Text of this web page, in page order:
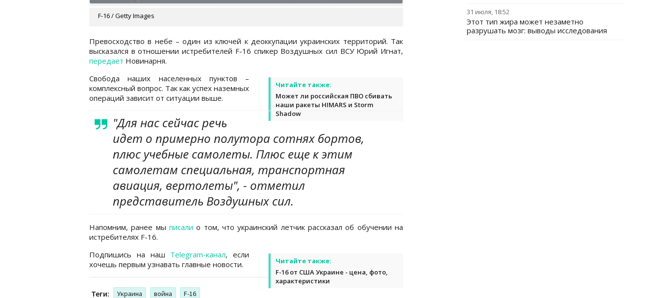
F-16 / Getty Images
Превосходство в небе – один из ключей к деоккупации украинских территорий. Так
высказался в отношении истребителей F-16 спикер Воздушных сил ВСУ Юрий Игнат,
передает Новинарня.
Читайте также:
Может ли российская ПВО сбивать
наши ракеты HIMARS и Storm
Shadow
Свобода наших населенных пунктов –
комплексный вопрос. Так как успех наземных
операций зависит от ситуации выше.
"Для нас сейчас речь
идет о примерно полутора сотнях бортов,
плюс учебные самолеты. Плюс еще к этим
самолетам специальная, транспортная
авиация, вертолеты", - отметил
представитель Воздушных сил.
Напомним, ранее мы писали о том, что украинский летчик рассказал об обучении на
истребителях F-16.
Читайте также:
F-16 от США Украине - цена, фото,
характеристики
Подпишись на наш Telegram-канал, если
хочешь первым узнавать главные новости.
Теги: Украина война F-16
31 июля, 18:52
Этот тип жира может незаметно
разрушать мозг: выводы исследования